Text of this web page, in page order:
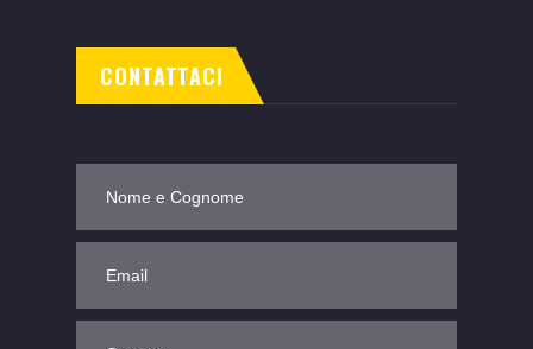
CONTATTACI